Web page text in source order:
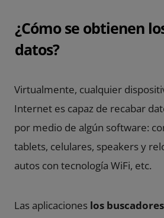
¿Cómo se obtienen
datos?
Virtualmente, cualquier
Internet es capaz de recabar
por medio de algún software:
tablets, celulares, speakers y
autos con tecnología WiFi, etc.
Las aplicaciones los